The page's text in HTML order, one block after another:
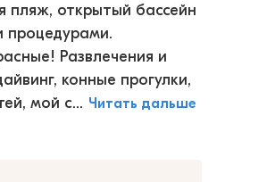
пляж, открытый бассейн
процедурами.
Развлечения и
конные прогулки,
мой с... Читать дальше